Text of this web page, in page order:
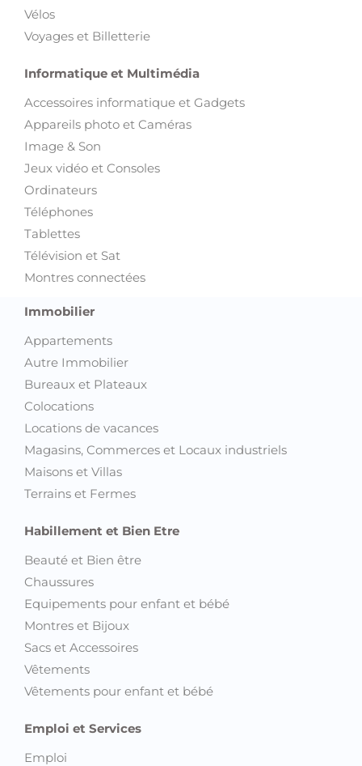
Vélos
Voyages et Billetterie
Informatique et Multimédia
Accessoires informatique et Gadgets
Appareils photo et Caméras
Image & Son
Jeux vidéo et Consoles
Ordinateurs
Téléphones
Tablettes
Télévision et Sat
Montres connectées
Immobilier
Appartements
Autre Immobilier
Bureaux et Plateaux
Colocations
Locations de vacances
Magasins, Commerces et Locaux industriels
Maisons et Villas
Terrains et Fermes
Habillement et Bien Etre
Beauté et Bien être
Chaussures
Equipements pour enfant et bébé
Montres et Bijoux
Sacs et Accessoires
Vêtements
Vêtements pour enfant et bébé
Emploi et Services
Emploi